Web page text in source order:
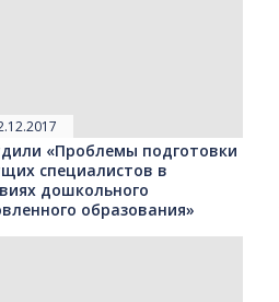
«Проблемы подготовки
специалистов в
дошкольного
образования»